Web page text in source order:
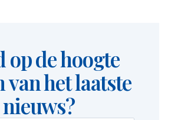
de hoogte
het laatste
nieuws?